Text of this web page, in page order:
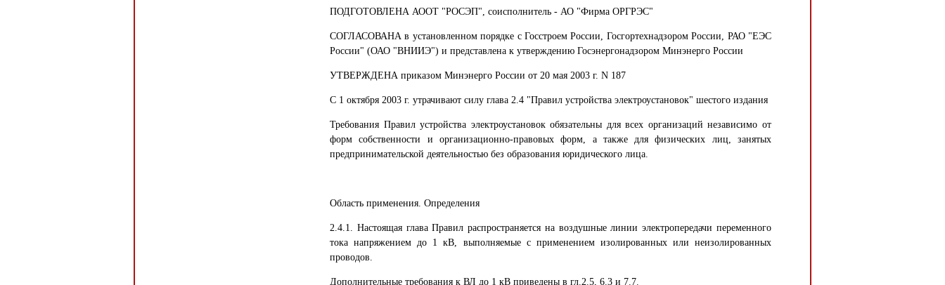
ПОДГОТОВЛЕНА АООТ "РОСЭП", соисполнитель - АО "Фирма ОРГРЭС"
СОГЛАСОВАНА в установленном порядке с Госстроем России, Госгортехнадзором России, РАО "ЕЭС
России" (ОАО "ВНИИЭ") и представлена к утверждению Госэнергонадзором Минэнерго России
УТВЕРЖДЕНА приказом Минэнерго России от 20 мая 2003 г. N 187
С 1 октября 2003 г. утрачивают силу глава 2.4 "Правил устройства электроустановок" шестого издания
Требования Правил устройства электроустановок обязательны для всех организаций независимо от
форм собственности и организационно-правовых форм, а также для физических лиц, занятых
предпринимательской деятельностью без образования юридического лица.
Область применения. Определения
2.4.1. Настоящая глава Правил распространяется на воздушные линии электропередачи переменного
тока напряжением до 1 кВ, выполняемые с применением изолированных или неизолированных
проводов.
Дополнительные требования к ВЛ до 1 кВ приведены в гл.2.5, 6.3 и 7.7.